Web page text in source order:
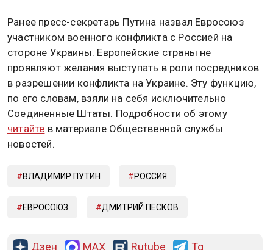
Ранее пресс-секретарь Путина назвал Евросоюз
участником военного конфликта с Россией на
стороне Украины. Европейские страны не
проявляют желания выступать в роли посредников
в разрешении конфликта на Украине. Эту функцию,
по его словам, взяли на себя исключительно
Соединенные Штаты. Подробности об этому
читайте в материале Общественной службы
новостей.
ВЛАДИМИР ПУТИН РОССИЯ
ЕВРОСОЮЗ ДМИТРИЙ ПЕСКОВ
Дзен MAX Rutube Tg